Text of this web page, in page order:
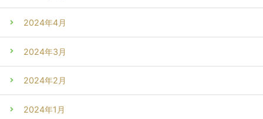
2024年4月
2024年3月
2024年2月
2024年1月